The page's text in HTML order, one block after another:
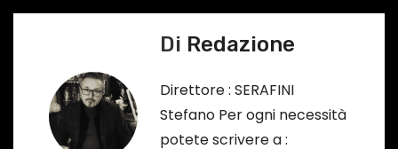
i
Di Redazione
Direttore : SERAFINI
Stefano Per ogni necessità
potete scrivere a :